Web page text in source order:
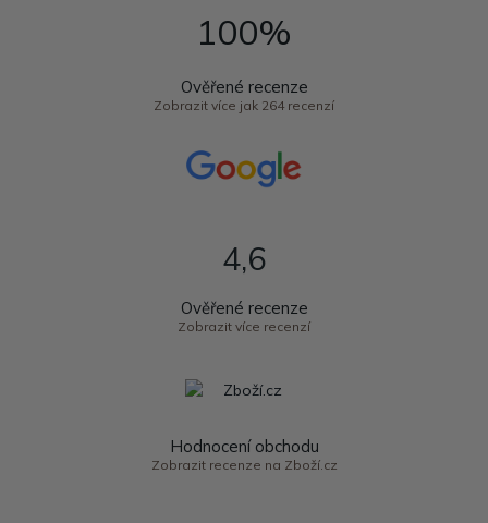
100%
Ověřené recenze
Zobrazit více jak 264 recenzí
4,6
Ověřené recenze
Zobrazit více recenzí
Hodnocení obchodu
Zobrazit recenze na Zboží.cz